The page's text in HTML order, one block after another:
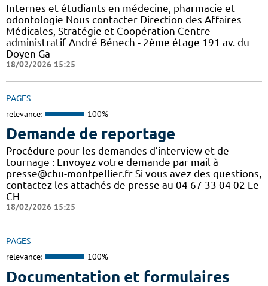
Internes et étudiants en médecine, pharmacie et
odontologie Nous contacter Direction des Affaires
Médicales, Stratégie et Coopération Centre
administratif André Bénech - 2ème étage 191 av. du
Doyen Ga
18/02/2026 15:25
PAGES
relevance: 100%
Demande de reportage
Procédure pour les demandes d’interview et de
tournage : Envoyez votre demande par mail à
presse@chu-montpellier.fr Si vous avez des questions,
contactez les attachés de presse au 04 67 33 04 02 Le
CH
18/02/2026 15:25
PAGES
relevance: 100%
Documentation et formulaires